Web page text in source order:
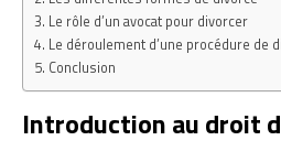
Le rôle d’un avocat pour divorcer
Le déroulement d’une procédure de
Conclusion
Introduction au droit